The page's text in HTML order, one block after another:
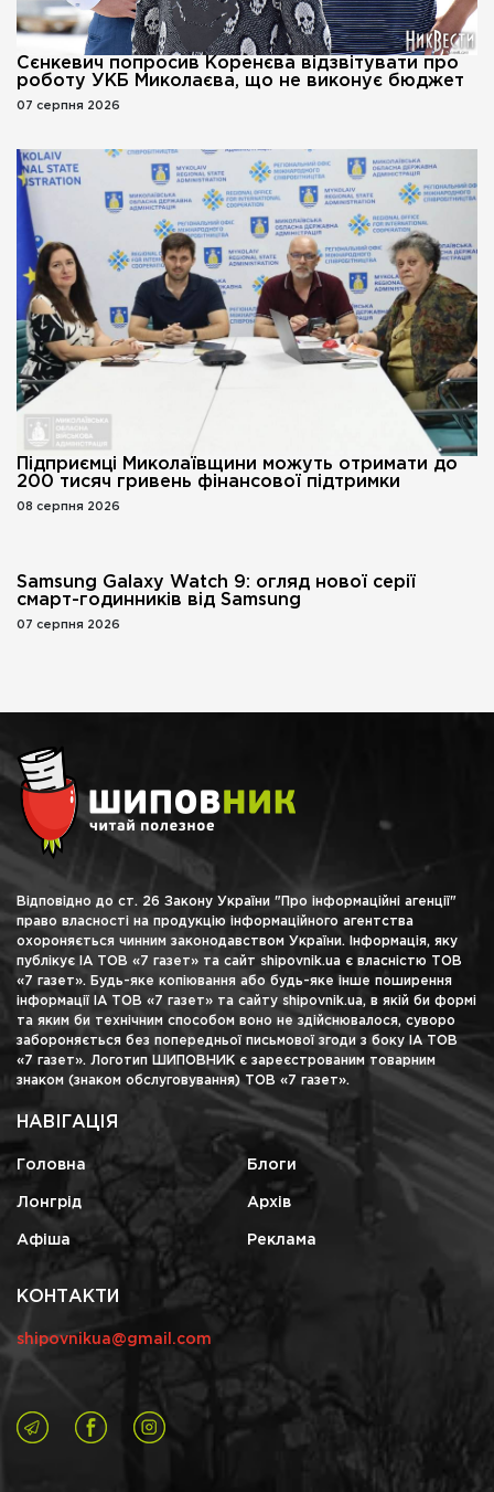
Сєнкевич попросив Коренєва відзвітувати про
роботу УКБ Миколаєва, що не виконує бюджет
07 серпня 2026
Підприємці Миколаївщини можуть отримати до
200 тисяч гривень фінансової підтримки
08 серпня 2026
Samsung Galaxy Watch 9: огляд нової серії
смарт-годинників від Samsung
07 серпня 2026
Відповідно до ст. 26 Закону України "Про інформаційні агенції"
право власності на продукцію інформаційного агентства
охороняється чинним законодавством України. Інформація, яку
публікує ІА ТОВ «7 газет» та сайт shipovnik.ua є власністю ТОВ
«7 газет». Будь-яке копіювання або будь-яке інше поширення
інформації ІА ТОВ «7 газет» та сайту shipovnik.ua, в якій би формі
та яким би технічним способом воно не здійснювалося, суворо
забороняється без попередньої письмової згоди з боку ІА ТОВ
«7 газет». Логотип ШИПОВНИК є зареєстрованим товарним
знаком (знаком обслуговування) ТОВ «7 газет».
НАВІГАЦІЯ
Головна Блоги
Лонгрід Архів
Афіша Реклама
КОНТАКТИ
shipovnikua@gmail.com